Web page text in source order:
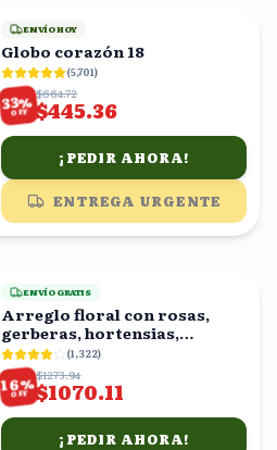
ENVÍO HOY
Globo corazón 18
(5,701)
33%
OFF
$664.72
$445.36
¡PEDIR AHORA!
ENTREGA URGENTE
ENVÍO GRATIS
Arreglo floral con rosas,
gerberas, hortensias,
claveles y globo
(1,322)
16%
OFF
$1273.94
$1070.11
¡PEDIR AHORA!